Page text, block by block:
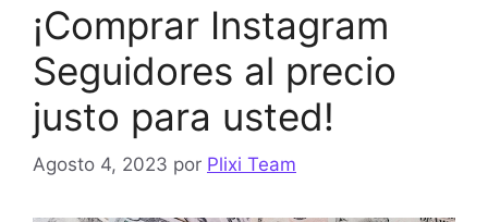
¡Comprar Instagram
Seguidores al precio
justo para usted!
Agosto 4, 2023 por Plixi Team